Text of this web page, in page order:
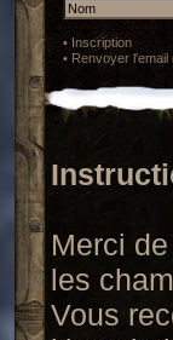
• Inscription
• Renvoyer l'email
Merci
les
Vous